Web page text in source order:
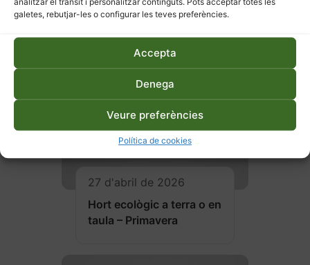
galetes, rebutjar-les o configurar les teves preferències.
Accepta
Denega
Veure preferències
Política de cookies
27 d'abril de 2026
Hort ecològic a terra o en
taula – Primavera